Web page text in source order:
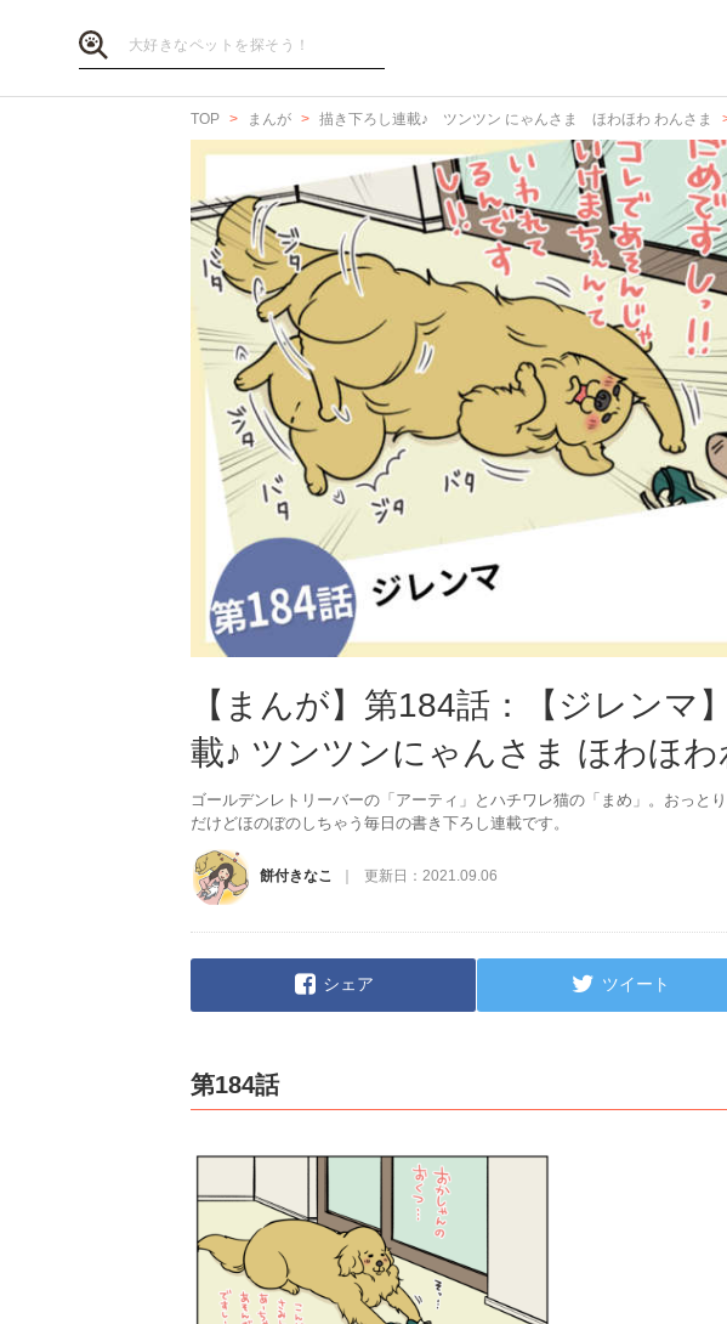
TOP まんが 描き下ろし連載♪ ツンツン にゃんさま ほわほわ わんさま
【まんが】第184話：【ジレンマ
載♪ ツンツンにゃんさま ほわほわ
ゴールデンレトリーバーの「アーティ」とハチワレ猫の「まめ」。おっと
だけどほのぼのしちゃう毎日の書き下ろし連載です。
餅付きなこ 更新日： 2021.09.06
シェア ツイート
第184話